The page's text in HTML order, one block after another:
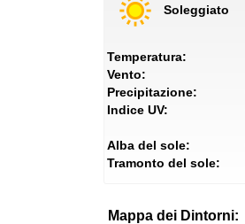
Soleggiato
Temperatura:
Vento:
Precipitazione:
Indice UV:
Alba del sole:
Tramonto del sole:
Mappa dei Dintorni: